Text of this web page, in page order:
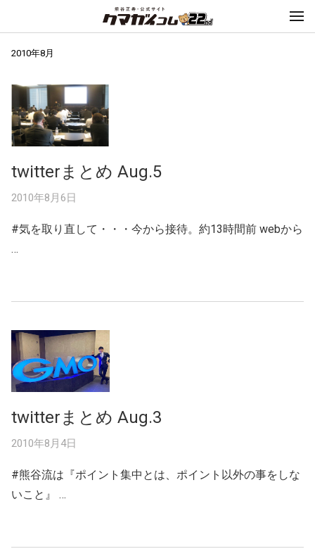
2010年8月
twitterまとめ Aug.5
2010年8月6日
#気を取り直して・・・今から接待。約13時間前 webから
…
twitterまとめ Aug.3
2010年8月4日
#熊谷流は『ポイント集中とは、ポイント以外の事をしな
いこと』 …